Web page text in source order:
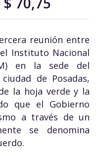
reunión entre
Instituto Nacional
en la sede del
de Posadas,
la hoja verde y la
que el Gobierno
a través de un
se denomina